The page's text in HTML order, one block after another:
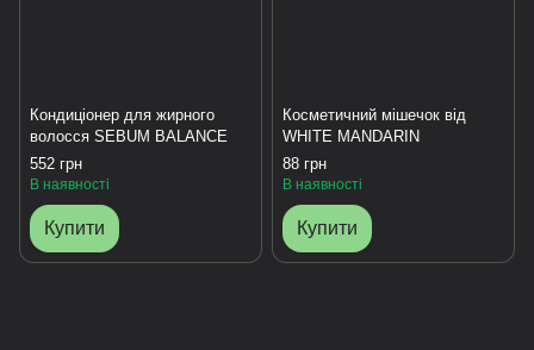
Кондиціонер для жирного
волосся SEBUM BALANCE
552 грн
В наявності
Купити
Косметичний мішечок від
WHITE MANDARIN
88 грн
В наявності
Купити